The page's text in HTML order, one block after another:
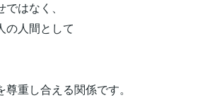
はなく、
の人間として
重し合える関係です。